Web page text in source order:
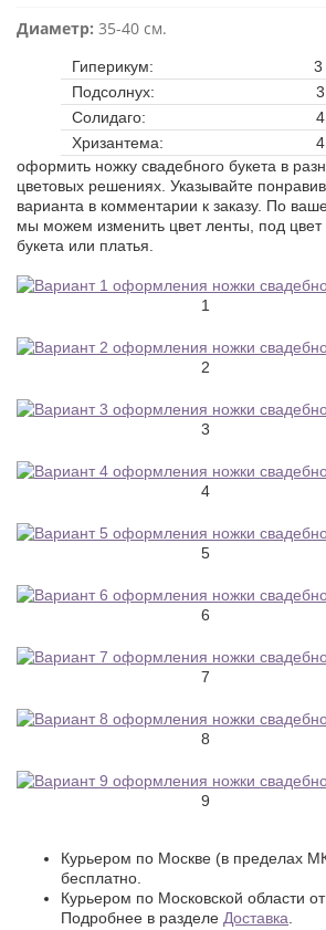
Диаметр: 35-40 см.
Гиперикум:
3
Подсолнух:
Солидаго:
Хризантема:
оформить ножку свадебного букета в
цветовых решениях. Указывайте
варианта в комментарии к заказу. По
мы можем изменить цвет ленты, под цвет
букета или платья.
1
2
3
4
5
6
7
8
9
Курьером по Москве (в пределах
бесплатно.
Курьером по Московской области
Подробнее в разделе Доставка.